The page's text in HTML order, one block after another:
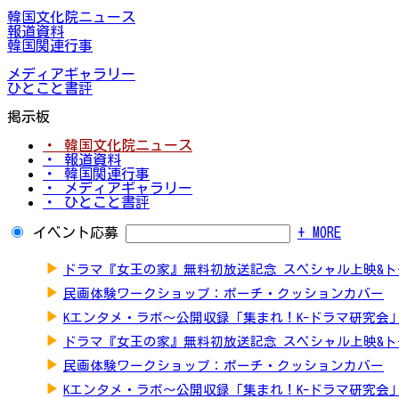
韓国文化院ニュース
報道資料
韓国関連行事
メディアギャラリー
ひとこと書評
掲示板
・ 韓国文化院ニュース
・ 報道資料
・ 韓国関連行事
・ メディアギャラリー
・ ひとこと書評
イベント応募 + MORE
▶ ドラマ『女王の家』無料初放送記念 スペシャル上映&
▶ 民画体験ワークショップ：ポーチ・クッションカバー
▶ Kエンタメ・ラボ～公開収録「集まれ！K-ドラマ研究会」
▶ ドラマ『女王の家』無料初放送記念 スペシャル上映&
▶ 民画体験ワークショップ：ポーチ・クッションカバー
▶ Kエンタメ・ラボ～公開収録「集まれ！K-ドラマ研究会」